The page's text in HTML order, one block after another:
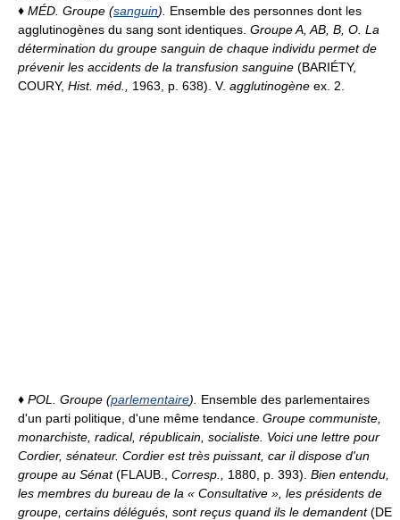
♦ MÉD. Groupe (sanguin). Ensemble des personnes dont les
agglutinogènes du sang sont identiques. Groupe A, AB, B, O. La
détermination du groupe sanguin de chaque individu permet de
prévenir les accidents de la transfusion sanguine (BARIÉTY,
COURY, Hist. méd., 1963, p. 638). V. agglutinogène ex. 2.
♦ POL. Groupe (parlementaire). Ensemble des parlementaires
d'un parti politique, d'une même tendance. Groupe communiste,
monarchiste, radical, républicain, socialiste. Voici une lettre pour
Cordier, sénateur. Cordier est très puissant, car il dispose d'un
groupe au Sénat(FLAUB., Corresp., 1880, p. 393). Bien entendu,
les membres du bureau de la « Consultative », les présidents de
groupe, certains délégués, sont reçus quand ils le demandent(DE